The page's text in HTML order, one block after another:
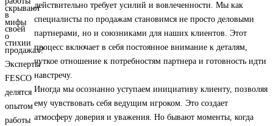
действительно требует усилий и вовлеченности. Мы как
специалисты по продажам становимся не просто деловыми
партнерами, но и союзниками для наших клиентов. Этот
процесс включает в себя постоянное внимание к деталям,
чуткое отношение к потребностям партнера и готовность идти
навстречу.
Иногда мы осознанно уступаем инициативу клиенту, позволяя
ему чувствовать себя ведущим игроком. Это создает
атмосферу доверия и уважения. Но бывают моменты, когда